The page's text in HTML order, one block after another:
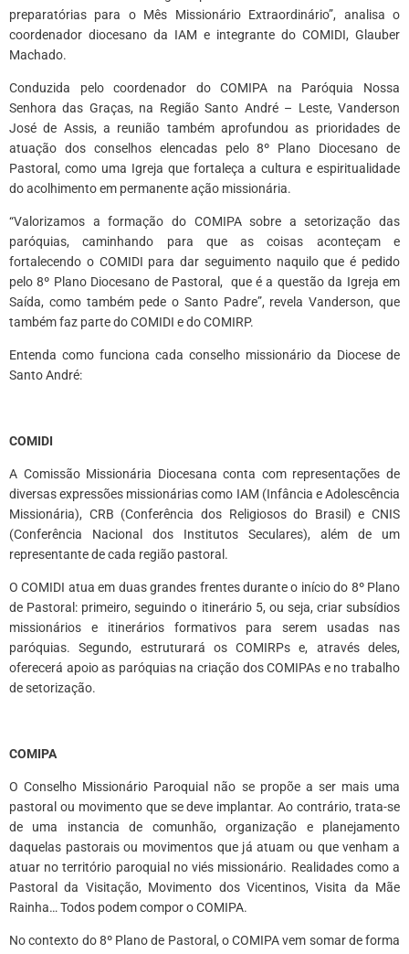
preparatórias para o Mês Missionário Extraordinário”, analisa o
coordenador diocesano da IAM e integrante do COMIDI, Glauber
Machado.
Conduzida pelo coordenador do COMIPA na Paróquia Nossa
Senhora das Graças, na Região Santo André – Leste, Vanderson
José de Assis, a reunião também aprofundou as prioridades de
atuação dos conselhos elencadas pelo 8º Plano Diocesano de
Pastoral, como uma Igreja que fortaleça a cultura e espiritualidade
do acolhimento em permanente ação missionária.
“Valorizamos a formação do COMIPA sobre a setorização das
paróquias, caminhando para que as coisas aconteçam e
fortalecendo o COMIDI para dar seguimento naquilo que é pedido
pelo 8º Plano Diocesano de Pastoral, que é a questão da Igreja em
Saída, como também pede o Santo Padre”, revela Vanderson, que
também faz parte do COMIDI e do COMIRP.
Entenda como funciona cada conselho missionário da Diocese de
Santo André:
COMIDI
A Comissão Missionária Diocesana conta com representações de
diversas expressões missionárias como IAM (Infância e Adolescência
Missionária), CRB (Conferência dos Religiosos do Brasil) e CNIS
(Conferência Nacional dos Institutos Seculares), além de um
representante de cada região pastoral.
O COMIDI atua em duas grandes frentes durante o início do 8º Plano
de Pastoral: primeiro, seguindo o itinerário 5, ou seja, criar subsídios
missionários e itinerários formativos para serem usadas nas
paróquias. Segundo, estruturará os COMIRPs e, através deles,
oferecerá apoio as paróquias na criação dos COMIPAs e no trabalho
de setorização.
COMIPA
O Conselho Missionário Paroquial não se propõe a ser mais uma
pastoral ou movimento que se deve implantar. Ao contrário, trata-se
de uma instancia de comunhão, organização e planejamento
daquelas pastorais ou movimentos que já atuam ou que venham a
atuar no território paroquial no viés missionário. Realidades como a
Pastoral da Visitação, Movimento dos Vicentinos, Visita da Mãe
Rainha… Todos podem compor o COMIPA.
No contexto do 8º Plano de Pastoral, o COMIPA vem somar de forma